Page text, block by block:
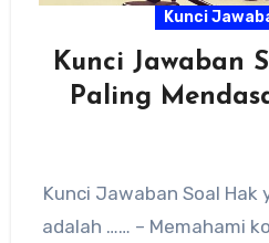
Kunci
Kunci Jawaban
Paling
Kunci Jawaban Soal Hak
adalah …… – Memahami